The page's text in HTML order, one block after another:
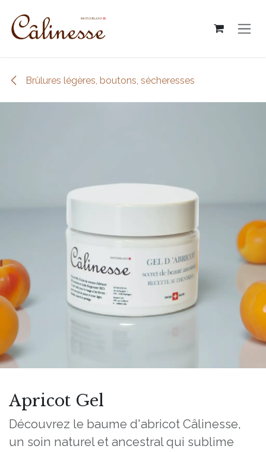
Brûlures légères, boutons, sécheresses
Apricot Gel
Découvrez le baume d'abricot Câlinesse,
un soin naturel et ancestral qui sublime